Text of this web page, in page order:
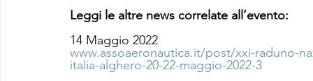
Leggi le altre news correlate all’evento:
14 Maggio 2022
www.assoaeronautica.it/post/xxi-raduno-
italia-alghero-20-22-maggio-2022-3